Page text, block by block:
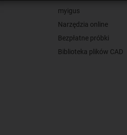
myigus
Narzędzia online
Bezpłatne próbki
Biblioteka plików CAD